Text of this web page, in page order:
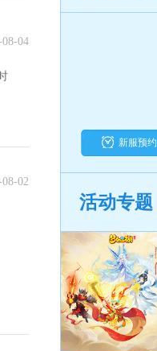
08-04
02
新服预约
活动专题